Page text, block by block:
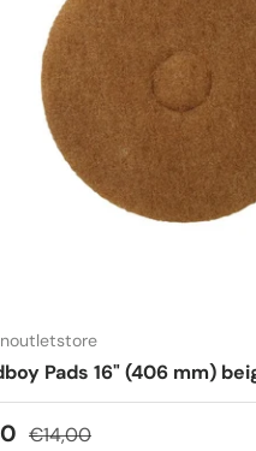
Pads 16" (406 mm)
Reguliere prijs
€14,00